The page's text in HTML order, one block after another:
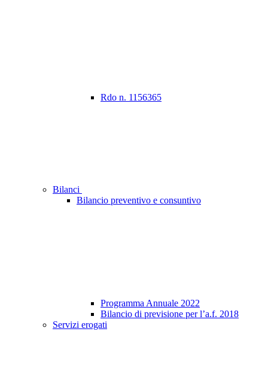
Rdo n. 1156365
Bilanci
Bilancio preventivo e consuntivo
Programma Annuale 2022
Bilancio di previsione per l’a.f. 2018
Servizi erogati